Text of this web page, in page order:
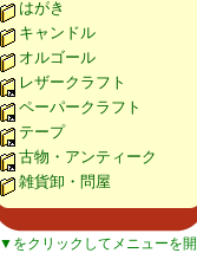
はがき
キャンドル
オルゴール
レザークラフト
ペーパークラフト
テープ
古物・アンティーク
雑貨卸・問屋
▼をクリックしてメニューを開